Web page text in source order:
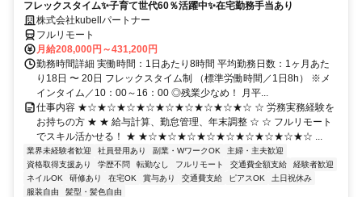
フレックスタイム✨子育て世代60％活躍中✨在宅勤務手当あり
株式会社kubellパートナー
フルリモート
月給208,000円～431,200円
勤務時間詳細 実働時間：1日あたり8時間 平均勤務日数：1ヶ月あた
り18日 〜 20日 フレックスタイム制 （標準労働時間／1日8h） ※メ
インタイム／10：00～16：00 ◎残業少なめ！ 月平...
仕事内容 ★☆★☆★☆★☆★☆★☆★☆★☆★☆ ☆ 労務実務経験を
お持ちの方 ★ ★ 給与計算、勤怠管理、年末調整 ☆ ☆ フルリモート
でスキル活かせる！ ★ ★☆★☆★☆★☆★☆★☆★☆★☆★☆ ...
業界未経験者歓迎 社員登用あり 副業・WワークOK
主婦・主夫歓迎
資格取得支援あり
学歴不問 転勤なし フルリモート 交通費全額支給
経験者歓迎
ネイルOK
研修あり 在宅OK 賞与あり 交通費支給 ピアスOK
土日祝休み
服装自由
髪型・髪色自由